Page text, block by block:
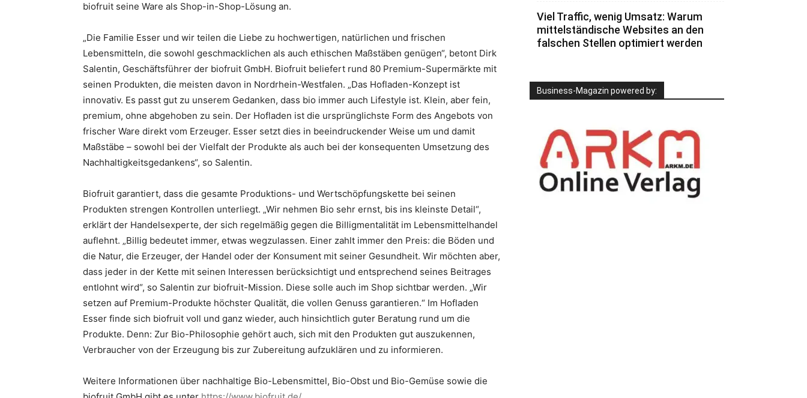
biofruit seine Ware als Shop-in-Shop-Lösung an.
„Die Familie Esser und wir teilen die Liebe zu hochwertigen, natürlichen und frischen
Lebensmitteln, die sowohl geschmacklichen als auch ethischen Maßstäben genügen“, betont Dirk
Salentin, Geschäftsführer der biofruit GmbH. Biofruit beliefert rund 80 Premium-Supermärkte mit
seinen Produkten, die meisten davon in Nordrhein-Westfalen. „Das Hofladen-Konzept ist
innovativ. Es passt gut zu unserem Gedanken, dass bio immer auch Lifestyle ist. Klein, aber fein,
premium, ohne abgehoben zu sein. Der Hofladen ist die ursprünglichste Form des Angebots von
frischer Ware direkt vom Erzeuger. Esser setzt dies in beeindruckender Weise um und damit
Maßstäbe – sowohl bei der Vielfalt der Produkte als auch bei der konsequenten Umsetzung des
Nachhaltigkeitsgedankens“, so Salentin.
Biofruit garantiert, dass die gesamte Produktions- und Wertschöpfungskette bei seinen
Produkten strengen Kontrollen unterliegt. „Wir nehmen Bio sehr ernst, bis ins kleinste Detail“,
erklärt der Handelsexperte, der sich regelmäßig gegen die Billigmentalität im Lebensmittelhandel
auflehnt. „Billig bedeutet immer, etwas wegzulassen. Einer zahlt immer den Preis: die Böden und
die Natur, die Erzeuger, der Handel oder der Konsument mit seiner Gesundheit. Wir möchten aber,
dass jeder in der Kette mit seinen Interessen berücksichtigt und entsprechend seines Beitrages
entlohnt wird“, so Salentin zur biofruit-Mission. Diese solle auch im Shop sichtbar werden. „Wir
setzen auf Premium-Produkte höchster Qualität, die vollen Genuss garantieren.“ Im Hofladen
Esser finde sich biofruit voll und ganz wieder, auch hinsichtlich guter Beratung rund um die
Produkte. Denn: Zur Bio-Philosophie gehört auch, sich mit den Produkten gut auszukennen,
Verbraucher von der Erzeugung bis zur Zubereitung aufzuklären und zu informieren.
Weitere Informationen über nachhaltige Bio-Lebensmittel, Bio-Obst und Bio-Gemüse sowie die
Viel Traffic, wenig Umsatz: Warum
mittelständische Websites an den
falschen Stellen optimiert werden
Business-Magazin powered by: